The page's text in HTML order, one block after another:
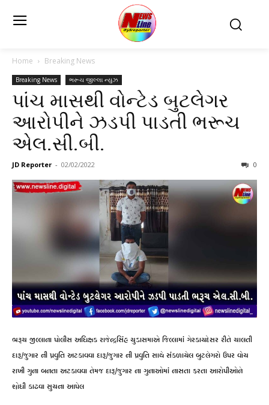
Home Breaking News
Breaking News ભરૂચ જીલ્લા ન્યુઝ
પાંચ માસથી વોન્ટેડ બુટલેગર
આરોપીને ઝડપી પાડતી ભરૂચ
એલ.સી.બી.
JD Reporter - 02/02/2022 0
ભરૂચ જીલ્લાના પોલીસ અધિક્ષક રાજેન્દ્રસિંહ ચુડાસમાએ જિલ્લામાં ગેરકાયદેસર રીતે ચાલતી
દારૂ/જુગાર ની પ્રવુતિ અટકાવવા દારૂ/જુગાર ની પ્રવુતિ સાથે સંકળાયેલ બુટલેગરો ઉપર વોચ
રાખી ગુના બનતા અટકાવવા તેમજ દારૂ/જુગાર ના ગુનાઓમાં નાસતા ફરતા આરોપીઓને
શોધી કાઢવા સુચના આપેલ